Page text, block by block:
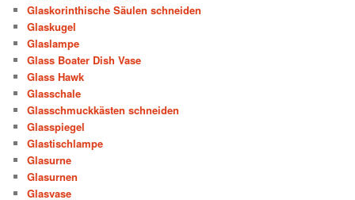
Glaskorinthische Säulen schneiden
Glaskugel
Glaslampe
Glass Boater Dish Vase
Glass Hawk
Glasschale
Glasschmuckkästen schneiden
Glasspiegel
Glastischlampe
Glasurne
Glasurnen
Glasvase